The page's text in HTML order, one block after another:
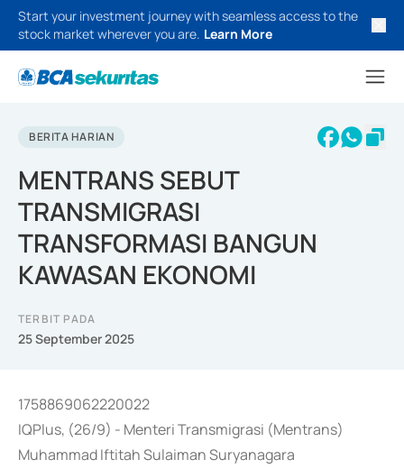
Start your investment journey with seamless access to the
stock market wherever you are. Learn More
BERITA HARIAN
MENTRANS SEBUT
TRANSMIGRASI
TRANSFORMASI BANGUN
KAWASAN EKONOMI
TERBIT PADA
25 September 2025
1758869062220022
IQPlus, (26/9) - Menteri Transmigrasi (Mentrans)
Muhammad Iftitah Sulaiman Suryanagara